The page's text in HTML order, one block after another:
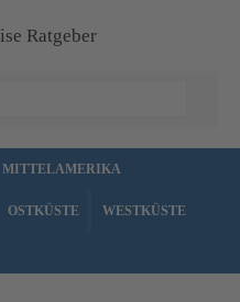
MITTELAMERIKA
OSTKÜSTE WESTKÜSTE